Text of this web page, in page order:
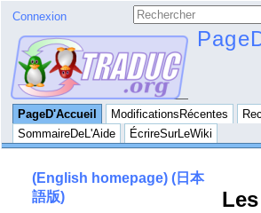
Connexion
PageD'Accueil ModificationsRécentes
SommaireDeL'Aide
ÉcrireSurLeWiki
(English homepage) (日本
語版)